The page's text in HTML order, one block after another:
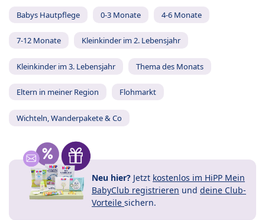
Babys Hautpflege 0-3 Monate 4-6 Monate
7-12 Monate Kleinkinder im 2. Lebensjahr
Kleinkinder im 3. Lebensjahr Thema des Monats
Eltern in meiner Region Flohmarkt
Wichteln, Wanderpakete & Co
Neu hier? Jetzt kostenlos im HiPP Mein
BabyClub registrieren und deine Club-
Vorteile sichern.